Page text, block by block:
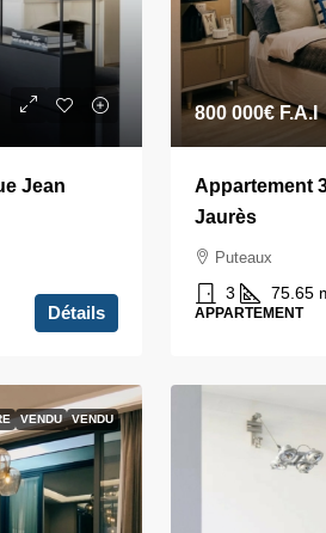
Jean
Détails
800 000€F.A.I
Appartement
Jaurès
Puteaux
3 75.65
APPARTEMENT
VENDU VENDU